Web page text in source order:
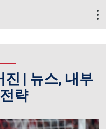
| 뉴스, 내부
략